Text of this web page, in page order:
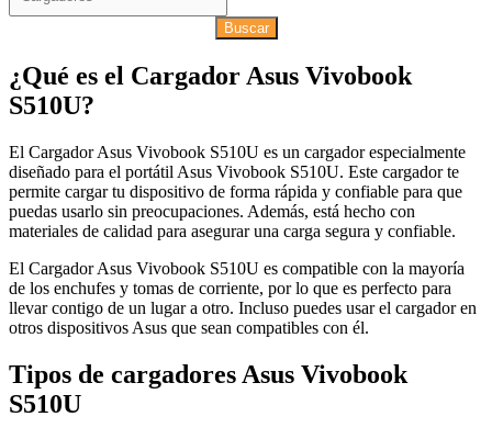
Buscar
¿Qué es el Cargador Asus Vivobook
S510U?
El Cargador Asus Vivobook S510U es un cargador especialmente
diseñado para el portátil Asus Vivobook S510U. Este cargador te
permite cargar tu dispositivo de forma rápida y confiable para que
puedas usarlo sin preocupaciones. Además, está hecho con
materiales de calidad para asegurar una carga segura y confiable.
El Cargador Asus Vivobook S510U es compatible con la mayoría
de los enchufes y tomas de corriente, por lo que es perfecto para
llevar contigo de un lugar a otro. Incluso puedes usar el cargador en
otros dispositivos Asus que sean compatibles con él.
Tipos de cargadores Asus Vivobook
S510U